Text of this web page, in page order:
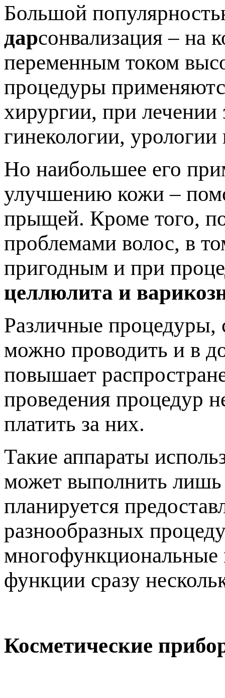
Большой
дарсонвализация – на
переменным током
процедуры
хирургии, при лечении
гинекологии, урологии
Но наибольшее его
улучшению кожи –
прыщей. Кроме того,
проблемами волос, в
пригодным и при
целлюлита и
Различные процедуры,
можно проводить и в
повышает
проведения процедур
платить за них.
Такие аппараты
может выполнить
планируется
разнообразных
многофункциональные
функции сразу
Косметические